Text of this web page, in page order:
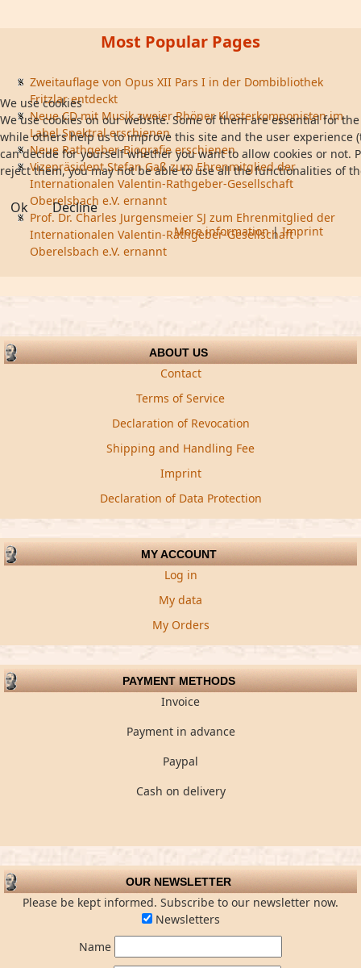
Most Popular Pages
Zweitauflage von Opus XII Pars I in der Dombibliothek
Fritzlar entdeckt
Neue CD mit Musik zweier Rhöner Klosterkomponisten im
Label Spektral erschienen
Neue Rathgeber-Biografie erschienen
Vizepräsident Stefan Gaß zum Ehrenmitglied der
Internationalen Valentin-Rathgeber-Gesellschaft
Oberelsbach e.V. ernannt
Prof. Dr. Charles Jurgensmeier SJ zum Ehrenmitglied der
Internationalen Valentin-Rathgeber-Gesellschaft
Oberelsbach e.V. ernannt
ABOUT US
Contact
Terms of Service
Declaration of Revocation
Shipping and Handling Fee
Imprint
Declaration of Data Protection
MY ACCOUNT
Log in
My data
My Orders
PAYMENT METHODS
Invoice
Payment in advance
Paypal
Cash on delivery
OUR NEWSLETTER
Please be kept informed. Subscribe to our newsletter now.
Newsletters
Name
We use cookies
We use cookies on our website. Some of them are essential for
while others help us to improve this site and the user experience
can decide for yourself whether you want to allow cookies or not.
reject them, you may not be able to use all the functionalities of
Ok Decline
More information|Imprint